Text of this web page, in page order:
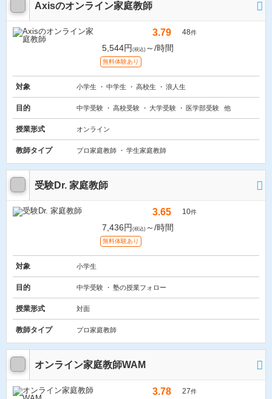
Axisのオンライン家庭教師
3.79 48件
5,544円 (税込) ～/時間
無料体験あり
対象 小学生 中学生 高校生 浪人生
目的 中学受験 高校受験 大学受験 医学部受験 他
授業形式 オンライン
教師タイプ プロ家庭教師 学生家庭教師
受験Dr. 家庭教師
3.65 10件
7,436円 (税込) ～/時間
無料体験あり
対象 小学生
目的 中学受験 塾の授業フォロー
授業形式 対面
教師タイプ プロ家庭教師
オンライン家庭教師WAM
3.78 27件